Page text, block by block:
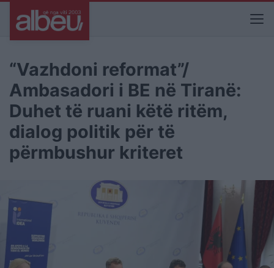
“Vazhdoni reformat”/
Ambasadori i BE në Tiranë:
Duhet të ruani këtë ritëm,
dialog politik për të
përmbushur kriteret